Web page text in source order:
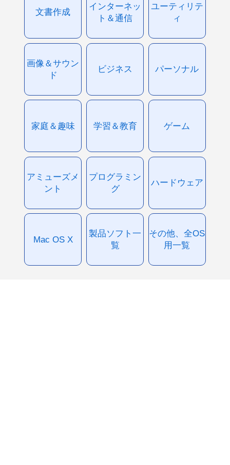
文書作成
インターネッ
ト＆通信
ユーティリテ
ィ
画像＆サウン
ド
ビジネス パーソナル
家庭＆趣味 学習＆教育 ゲーム
アミューズメ
ント
プログラミン
グ
ハードウェア
Mac OS X
製品ソフト一
覧
その他、全OS
用一覧